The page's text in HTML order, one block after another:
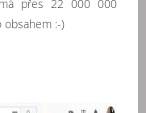
přes 22 000 000
obsahem :-)